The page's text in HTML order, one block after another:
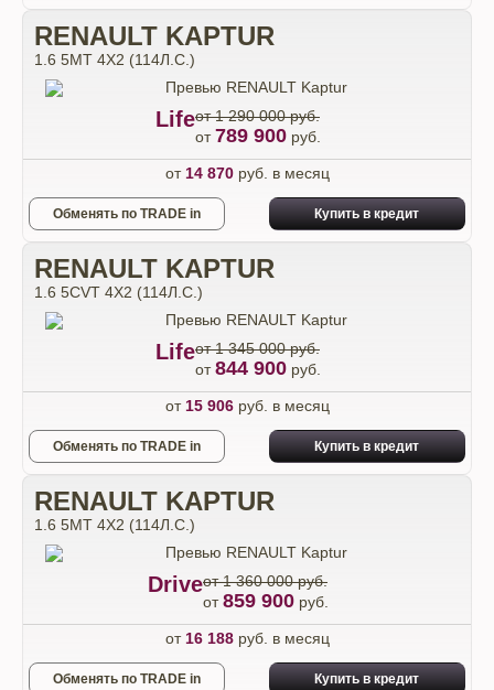
RENAULT KAPTUR
1.6 5MT 4X2 (114Л.С.)
Lifeот 1 290 000 руб.
от789 900 руб.
от 14 870руб. в месяц
Обменять по TRADE in Купить в кредит
RENAULT KAPTUR
1.6 5CVT 4X2 (114Л.С.)
Lifeот 1 345 000 руб.
от844 900 руб.
от 15 906руб. в месяц
Обменять по TRADE in Купить в кредит
RENAULT KAPTUR
1.6 5MT 4X2 (114Л.С.)
Driveот 1 360 000 руб.
от859 900 руб.
от 16 188руб. в месяц
Обменять по TRADE in Купить в кредит